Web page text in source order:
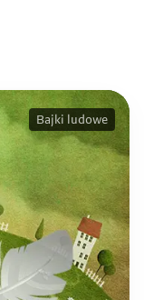
Bajki ludowe